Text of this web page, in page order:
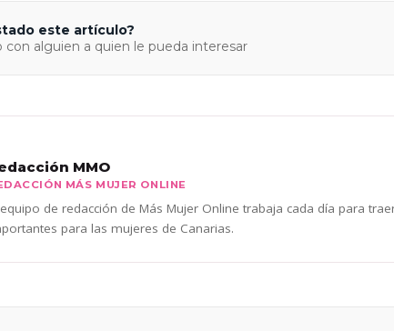
este artículo?
con alguien a quien le pueda interesar
MMO
MÁS MUJER ONLINE
equipo de redacción de Más Mujer Online trabaja cada día para
para las mujeres de Canarias.